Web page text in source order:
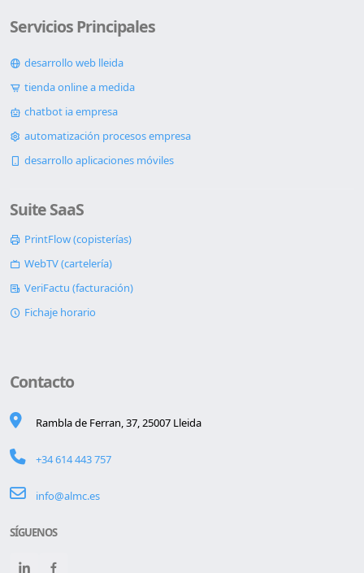
Servicios Principales
desarrollo web lleida
tienda online a medida
chatbot ia empresa
automatización procesos empresa
desarrollo aplicaciones móviles
Suite SaaS
PrintFlow (copisterías)
WebTV (cartelería)
VeriFactu (facturación)
Fichaje horario
Contacto
Rambla de Ferran, 37, 25007 Lleida
+34 614 443 757
info@almc.es
SÍGUENOS